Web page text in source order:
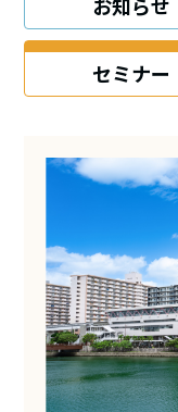
セミナー